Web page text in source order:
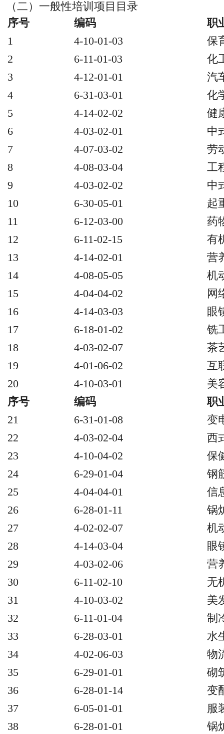
（二）一般性培训项目目录
序号
编码
职
1
4-10-01-03
保
2
6-11-01-03
化
3
4-12-01-01
汽
4
6-31-03-01
化
5
4-14-02-02
健
6
4-03-02-01
中
7
4-07-03-02
劳
8
4-08-03-04
工
9
4-03-02-02
中
10
6-30-05-01
起
11
6-12-03-00
药
12
6-11-02-15
有
13
4-14-02-01
营
14
4-08-05-05
机
15
4-04-04-02
网
16
4-14-03-03
眼
17
6-18-01-02
铣
18
4-03-02-07
茶
19
4-01-06-02
互
20
4-10-03-01
美
序号
编码
职
21
6-31-01-08
变
22
4-03-02-04
西
23
4-10-04-02
保
24
6-29-01-04
钢
25
4-04-04-01
信
26
6-28-01-11
锅
27
4-02-02-07
机
28
4-14-03-04
眼
29
4-03-02-06
营
30
6-11-02-10
无
31
4-10-03-02
美
32
6-11-01-04
制
33
6-28-03-01
水
34
4-02-06-03
物
35
6-29-01-01
砌
36
6-28-01-14
变
37
6-05-01-01
服
38
6-28-01-01 锅